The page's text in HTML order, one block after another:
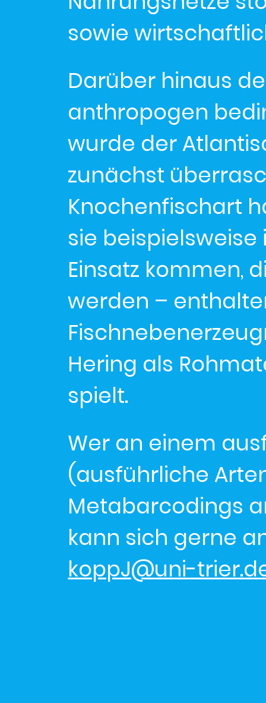
sowie
Darüber hinaus
anthropogen
wurde der
zunächst
Knochenfischart
sie
Einsatz kommen,
werden –
Hering als
spielt.
Wer an einem
(ausführliche
Metabarcodings
kann sich gerne
koppJ@uni-